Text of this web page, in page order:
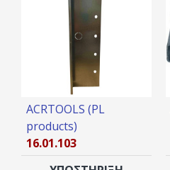
ACRTOOLS (PL
products)
16.01.103